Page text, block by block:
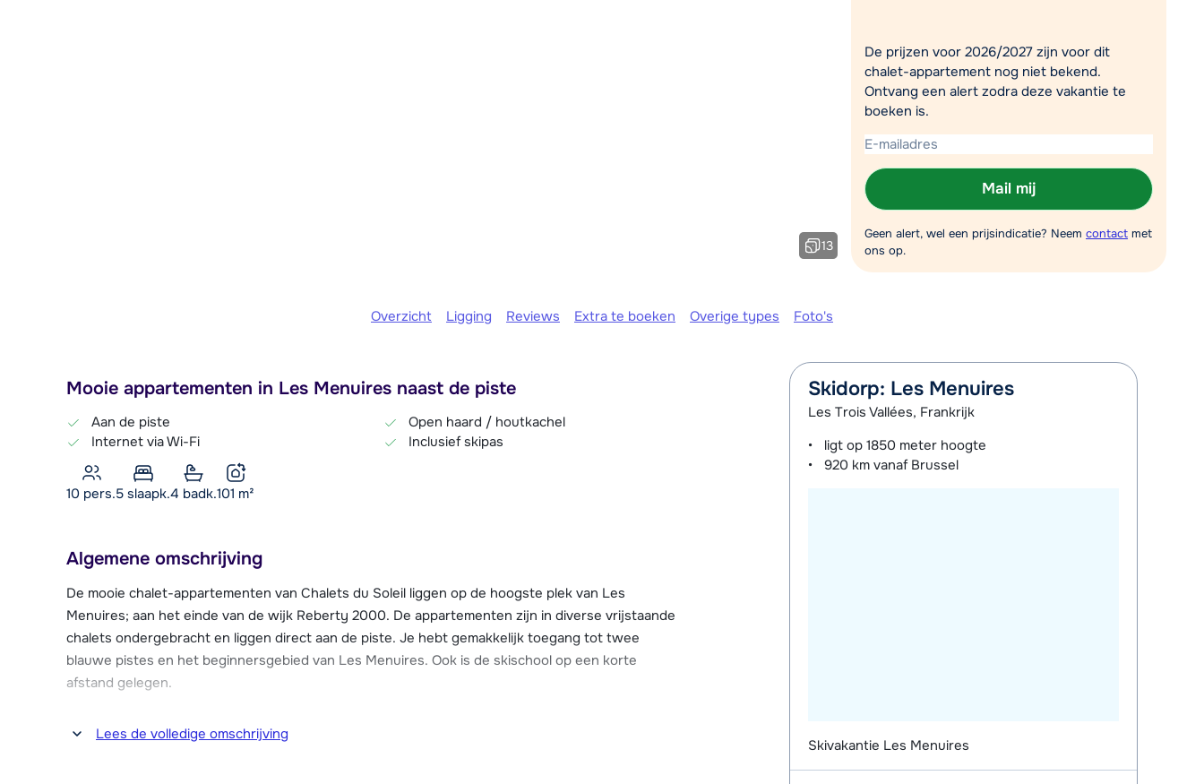
We zijn er vandaag om 09:00 uur.
Chat met wintersportspecialist
13
De prijzen voor 2026/2027 zijn voor dit
chalet-appartement nog niet bekend.
Ontvang een alert zodra deze vakantie te
boeken is.
Mail mij
Geen alert, wel een prijsindicatie? Neem contact met
ons op.
Overzicht Ligging Reviews Extra te boeken Overige types Foto's
Mooie appartementen in Les Menuires naast de piste
Aan de piste
Internet via Wi-Fi
Open haard / houtkachel
Inclusief skipas
10 pers.5 slaapk.4 badk.101 m²
Algemene omschrijving
De mooie chalet-appartementen van Chalets du Soleil liggen op de hoogste plek van Les
Menuires; aan het einde van de wijk Reberty 2000. De appartementen zijn in diverse vrijstaande
chalets ondergebracht en liggen direct aan de piste. Je hebt gemakkelijk toegang tot twee
blauwe pistes en het beginnersgebied van Les Menuires. Ook is de skischool op een korte
afstand gelegen.
De appartementen hebben een Savoyaardse stijl, met veel hout en een warme, sfeervolle
Lees de volledige omschrijving
Skidorp: Les Menuires
Les Trois Vallées, Frankrijk
ligt op1850 meter hoogte
920 km vanaf Brussel
Skivakantie Les Menuires